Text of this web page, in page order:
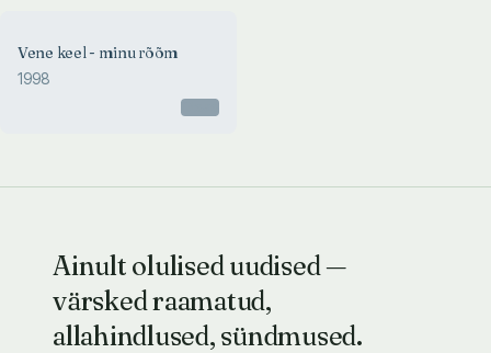
Vene keel - minu rõõm
1998
Ainult olulised uudised —
värsked raamatud,
allahindlused, sündmused.